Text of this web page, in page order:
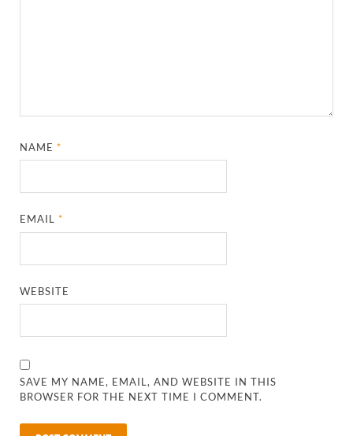
NAME*
EMAIL*
WEBSITE
SAVE MY NAME, EMAIL, AND WEBSITE IN THIS
BROWSER FOR THE NEXT TIME I COMMENT.